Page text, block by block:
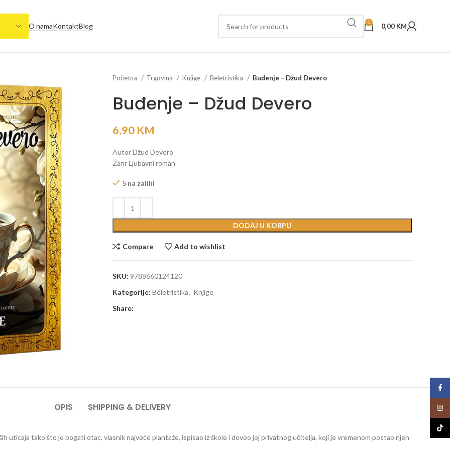
O namaKontaktBlog 0 0,00 KM
Početna Trgovina Knjige Beletristika Buđenje – Džud Devero
Buđenje – Džud Devero
6,90 KM
Autor Džud Devero
Žanr Ljubavni roman
5 na zalihi
DODAJ U KORPU
Compare Add to wishlist
SKU: 9788660124120
Kategorije: Beletristika, Knjige
Share:
OPIS SHIPPING & DELIVERY
uticaja tako što je bogati otac, vlasnik najveće plantaže, ispisao iz škole i doveo joj privatnog učitelja, koji je vremenom postao njen